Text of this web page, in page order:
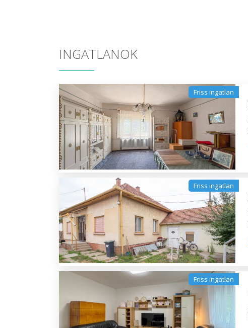
INGATLANOK
Friss ingatlan
Friss ingatlan
Friss ingatlan